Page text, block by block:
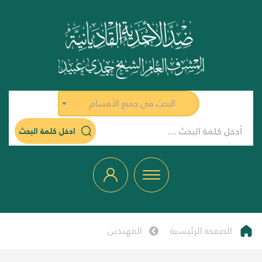
البحث في جميع الأقسام
ادخل كلمة البحث
الصفحة الرئيسية المهتدين